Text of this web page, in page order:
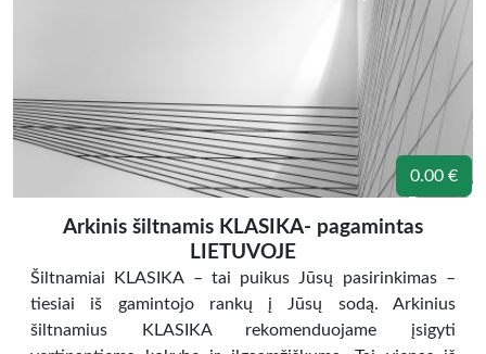
0.00 €
Arkinis šiltnamis KLASIKA- pagamintas
LIETUVOJE
Šiltnamiai KLASIKA – tai puikus Jūsų pasirinkimas –
tiesiai iš gamintojo rankų į Jūsų sodą. Arkinius
šiltnamius KLASIKA rekomenduojame įsigyti